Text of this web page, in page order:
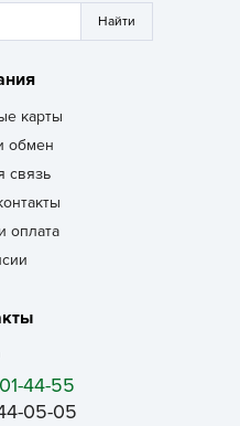
карты
обмен
связь
оплата
44-55
05-05